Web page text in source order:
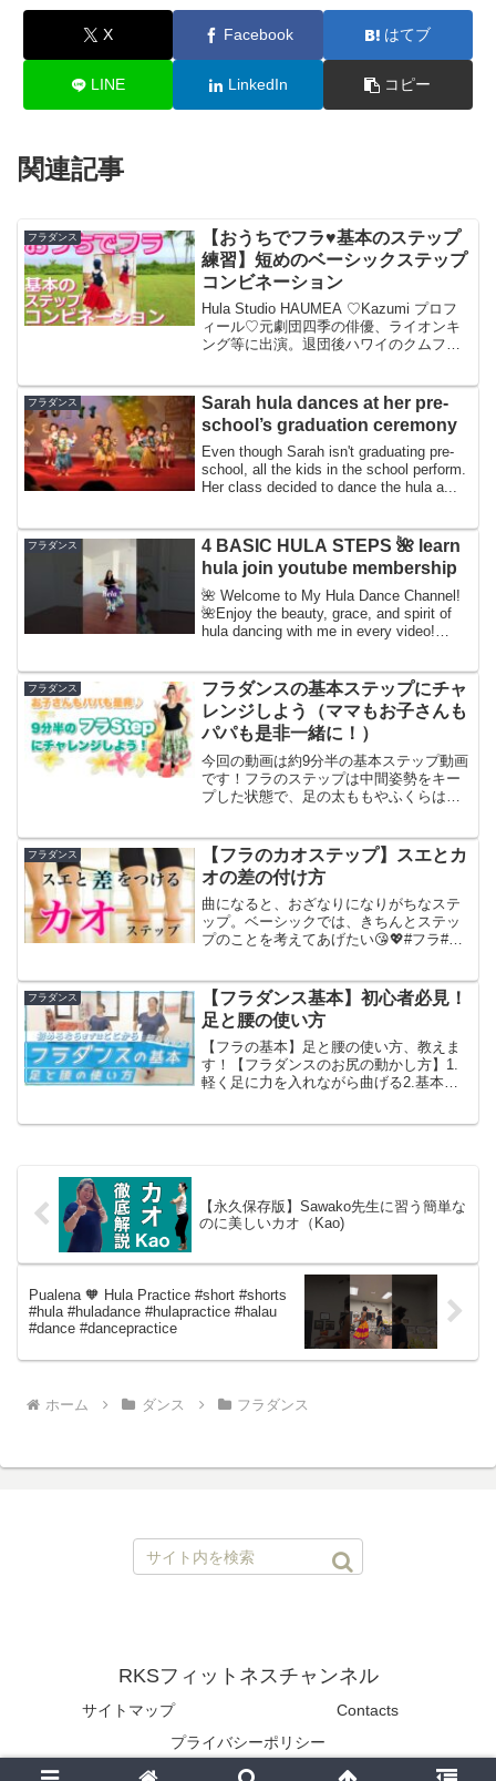
X Facebook はてブ
LINE LinkedIn コピー
関連記事
フラダンス
【おうちでフラ♥基本のステップ
練習】短めのベーシックステップ
コンビネーション
Hula Studio HAUMEA ♡Kazumi プロフ
ィール♡元劇団四季の俳優、ライオンキ
ング等に出演。退団後ハワイのクムフラ
やチャンティングなどの本格的なフ...
フラダンス
Sarah hula dances at her pre-
school’s graduation ceremony
Even though Sarah isn't graduating pre-
school, all the kids in the school perform.
Her class decided to dance the hula a...
フラダンス
4 BASIC HULA STEPS 🌺 learn
hula join youtube membership
🌺 Welcome to My Hula Dance Channel!
🌺Enjoy the beauty, grace, and spirit of
hula dancing with me in every video!
フラダンス
フラダンスの基本ステップにチャ
レンジしよう（ママもお子さんも
パパも是非一緒に！）
今回の動画は約9分半の基本ステップ動画
です！フラのステップは中間姿勢をキー
プした状態で、足の太ももやふくらはぎ
太腿の付け根、足首の関節に負担がかか
ると痛くなってしまいま...
フラダンス
【フラのカオステップ】スエとカ
オの差の付け方
曲になると、おざなりになりがちなステ
ップ。ベーシックでは、きちんとステッ
プのことを考えてあげたい😘💖#フラ#フ
Hāloa Hula Studio主宰：Toshiko...
フラダンス
【フラダンス基本】初心者必見！
足と腰の使い方
【フラの基本】足と腰の使い方、教えま
す！【フラダンスのお尻の動かし方】1.
軽く足に力を入れながら曲げる2.基本姿
【永久保存版】Sawako先生に習う簡単な
のに美しいカオ（Kao)
Pualena 🧡 Hula Practice #short #shorts
#hula #huladance #hulapractice #halau
#dance #dancepractice
ホーム ダンス フラダンス
RKSフィットネスチャンネル
サイトマップ
Contacts
プライバシーポリシー